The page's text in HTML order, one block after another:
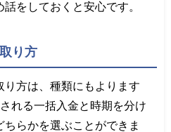
をしておくと安心です。
り方
方は、種類にもよります
れる一括入金と時期を分け
らかを選ぶことができま